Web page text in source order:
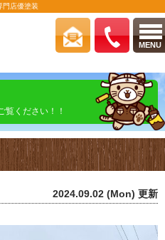
MENU
門店優塗装
覧ください！！
2024.09.02 (Mon) 更新